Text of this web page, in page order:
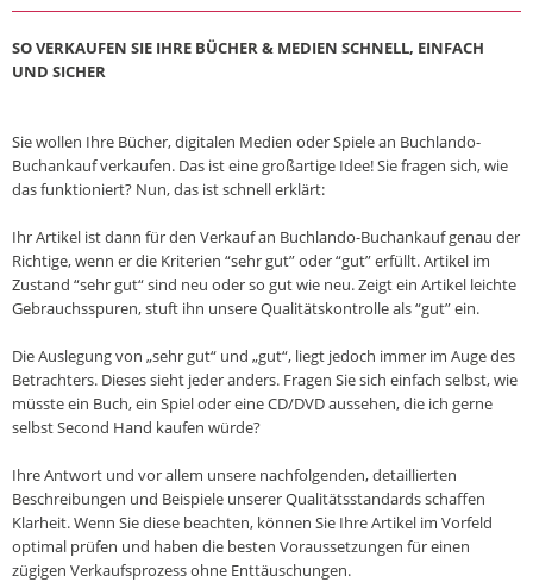
SO VERKAUFEN SIE IHRE BÜCHER & MEDIEN SCHNELL, EINFACH
UND SICHER
Sie wollen Ihre Bücher, digitalen Medien oder Spiele an Buchlando-
Buchankauf verkaufen. Das ist eine großartige Idee! Sie fragen sich, wie
das funktioniert? Nun, das ist schnell erklärt:
Ihr Artikel ist dann für den Verkauf an Buchlando-Buchankauf genau der
Richtige, wenn er die Kriterien “sehr gut” oder “gut” erfüllt. Artikel im
Zustand “sehr gut“ sind neu oder so gut wie neu. Zeigt ein Artikel leichte
Gebrauchsspuren, stuft ihn unsere Qualitätskontrolle als “gut” ein.
Die Auslegung von „sehr gut“ und „gut“, liegt jedoch immer im Auge des
Betrachters. Dieses sieht jeder anders. Fragen Sie sich einfach selbst, wie
müsste ein Buch, ein Spiel oder eine CD/DVD aussehen, die ich gerne
selbst Second Hand kaufen würde?
Ihre Antwort und vor allem unsere nachfolgenden, detaillierten
Beschreibungen und Beispiele unserer Qualitätsstandards schaffen
Klarheit. Wenn Sie diese beachten, können Sie Ihre Artikel im Vorfeld
optimal prüfen und haben die besten Voraussetzungen für einen
zügigen Verkaufsprozess ohne Enttäuschungen.